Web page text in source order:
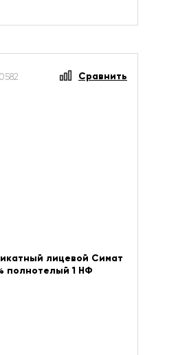
Сравнить
лицевой Симат
полнотелый 1 НФ